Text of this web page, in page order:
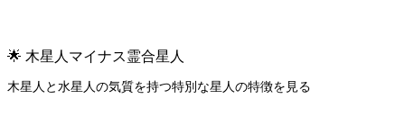
🌟 木星人マイナス霊合星人
木星人と水星人の気質を持つ特別な星人の特徴を見る